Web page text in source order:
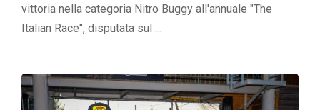
vittoria nella categoria Nitro Buggy all'annuale "The
Italian Race", disputata sul …